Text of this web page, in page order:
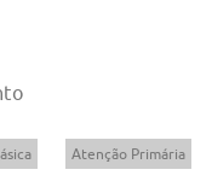
Atenção Primária